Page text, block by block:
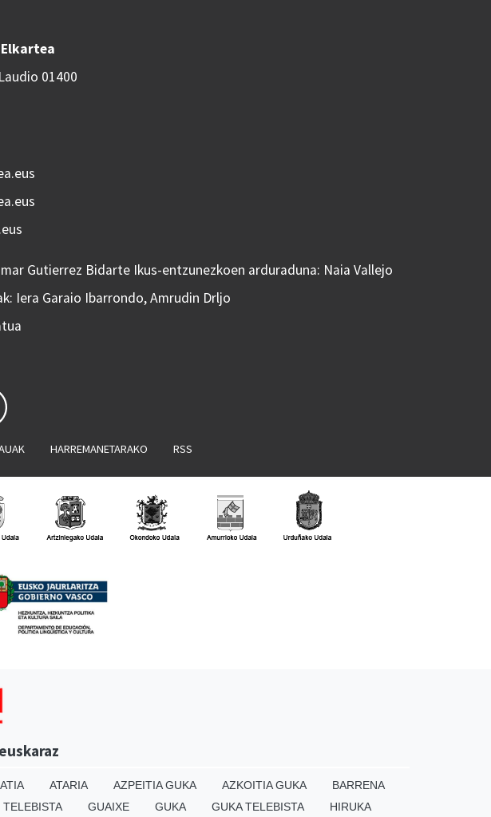
01400
Gutierrez Bidarte Ikus-entzunezkoen arduraduna: Naia Vallejo
Iera Garaio Ibarrondo, Amrudin Drljo
HARREMANETARAKO RSS
ATARIA AZPEITIA GUKA AZKOITIA GUKA
BARRENA
GUAIXE GUKA GUKA TELEBISTA HIRUKA